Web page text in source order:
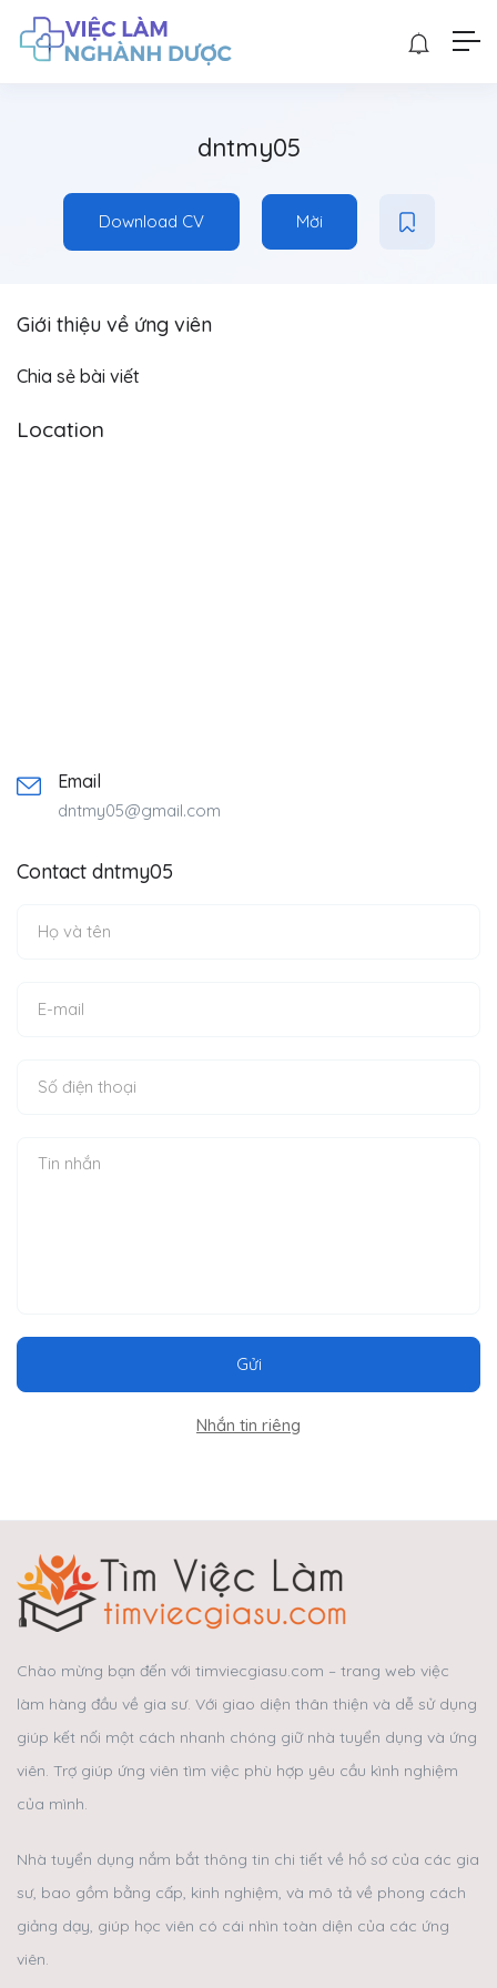
dntmy05
Download CV Mời
Giới thiệu về ứng viên
Chia sẻ bài viết
Location
Email
dntmy05@gmail.com
Contact dntmy05
Gửi
Nhắn tin riêng
Chào mừng bạn đến với timviecgiasu.com – trang web việc
làm hàng đầu về gia sư. Với giao diện thân thiện và dễ sử dụng
giúp kết nối một cách nhanh chóng giữ nhà tuyển dụng và ứng
viên. Trợ giúp ứng viên tìm việc phù hợp yêu cầu kình nghiệm
của mình.
Nhà tuyển dụng nắm bắt thông tin chi tiết về hồ sơ của các gia
sư, bao gồm bằng cấp, kinh nghiệm, và mô tả về phong cách
giảng dạy, giúp học viên có cái nhìn toàn diện của các ứng
viên.